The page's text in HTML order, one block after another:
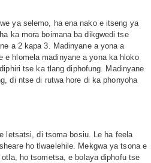
ya selemo, ha ena nako e itseng ya
ka mora boimana ba dikgwedi tse
a 2 kapa 3. Madinyane a yona a
e hlomela madinyane a yona ka hloko
tse ka tlang diphofung. Madinyane
di ntse di rutwa hore di ka phonyoha
letsatsi, di tsoma bosiu. Le ha feela
ho tlwaelehile. Mekgwa ya tsona e
ho tsometsa, e bolaya diphofu tse